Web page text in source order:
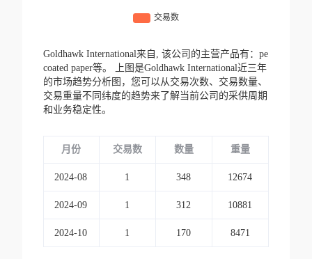
Goldhawk International来自, 该公司的主营产品有：pe
coated paper等。
上图是Goldhawk International近三年
的市场趋势分析图，您可以从交易次数、交易数量、
交易重量不同纬度的趋势来了解当前公司的采供周期
和业务稳定性。
月份 交易数 数量 重量
2024-08 1 348 12674
2024-09 1 312 10881
2024-10 1 170 8471